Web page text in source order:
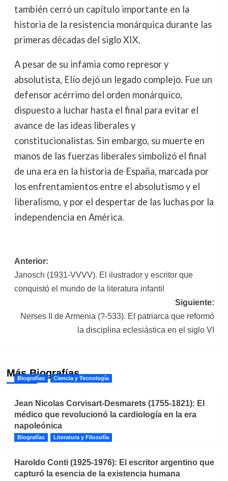
también cerró un capítulo importante en la
historia de la resistencia monárquica durante las
primeras décadas del siglo XIX.
A pesar de su infamia como represor y
absolutista, Elío dejó un legado complejo. Fue un
defensor acérrimo del orden monárquico,
dispuesto a luchar hasta el final para evitar el
avance de las ideas liberales y
constitucionalistas. Sin embargo, su muerte en
manos de las fuerzas liberales simbolizó el final
de una era en la historia de España, marcada por
los enfrentamientos entre el absolutismo y el
liberalismo, y por el despertar de las luchas por la
independencia en América.
Navegación
de
Anterior:
Janosch (1931-VVVV). El ilustrador y escritor que
conquistó el mundo de la literatura infantil
Siguiente:
Nerses II de Armenia (?-533). El patriarca que reformó
la disciplina eclesiástica en el siglo VI
Más Biografías
Biografías Ciencia y Tecnología
Jean Nicolas Corvisart-Desmarets (1755-1821): El
médico que revolucionó la cardiología en la era
napoleónica
Biografías Literatura y Filosofía
Haroldo Conti (1925-1976): El escritor argentino que
capturó la esencia de la existencia humana